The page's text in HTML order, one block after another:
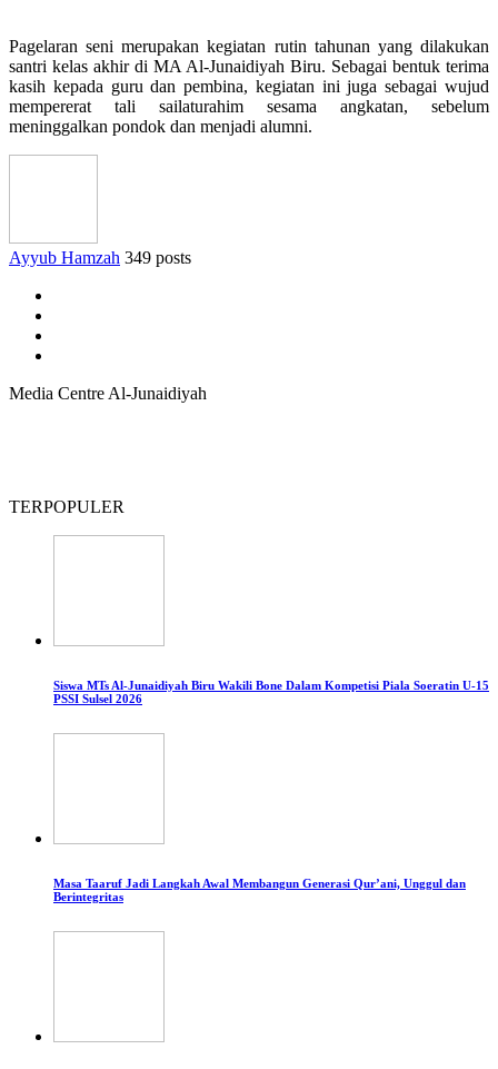
Pagelaran seni merupakan kegiatan rutin tahunan yang dilakukan
santri kelas akhir di MA Al-Junaidiyah Biru. Sebagai bentuk terima
kasih kepada guru dan pembina, kegiatan ini juga sebagai wujud
mempererat tali sailaturahim sesama angkatan, sebelum
meninggalkan pondok dan menjadi alumni.
Ayyub Hamzah 349 posts
Media Centre Al-Junaidiyah
TERPOPULER
Siswa MTs Al-Junaidiyah Biru Wakili Bone Dalam Kompetisi Piala Soeratin U-15
PSSI Sulsel 2026
Masa Taaruf Jadi Langkah Awal Membangun Generasi Qur’ani, Unggul dan
Berintegritas